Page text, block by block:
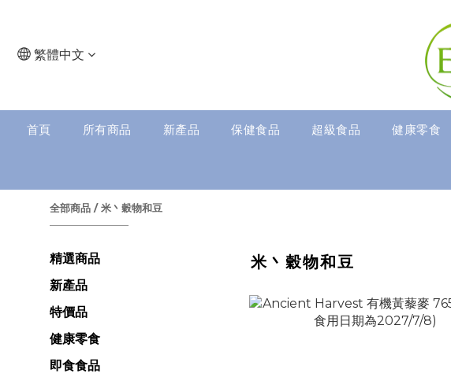
繁體中文
首頁 所有商品 新產品 保健食品 超級食品 健康零食
全部商品 /米丶穀物和豆
精選商品
新產品
特價品
健康零食
即食食品
米丶穀物和豆